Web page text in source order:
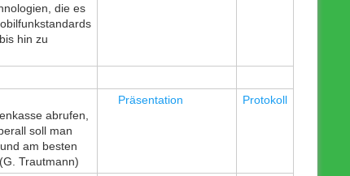
die es
hin zu
abrufen,
soll man
am besten
Trautmann)
Präsentation Protokoll